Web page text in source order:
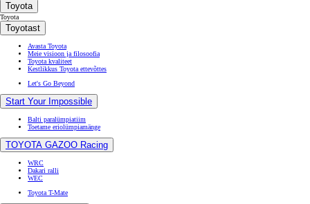
Toyota
Toyota
Toyotast
Avasta Toyota
Meie visioon ja filosoofia
Toyota kvaliteet
Kestlikkus Toyota ettevõttes
Let's Go Beyond
Start Your Impossible
Balti paralümpiatiim
Toetame eriolümpiamänge
TOYOTA GAZOO Racing
WRC
Dakari ralli
WEC
Toyota T-Mate